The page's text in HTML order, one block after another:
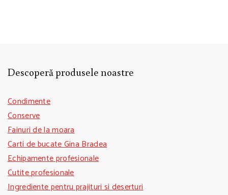
Descoperă produsele noastre
Condimente
Conserve
Fainuri de la moara
Carti de bucate Gina Bradea
Echipamente profesionale
Cutite profesionale
Ingrediente pentru prajituri si deserturi